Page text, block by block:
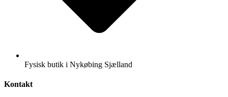
Fysisk butik i Nykøbing Sjælland
Kontakt